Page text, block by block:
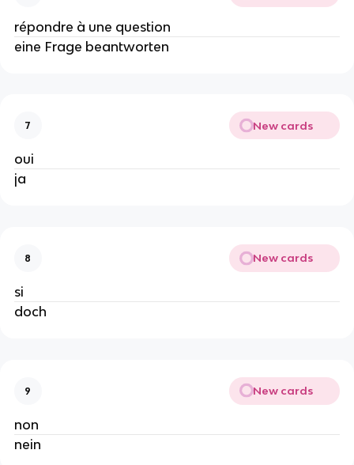
répondre à une question
eine Frage beantworten
7 New cards
oui
ja
8 New cards
si
doch
9 New cards
non
nein